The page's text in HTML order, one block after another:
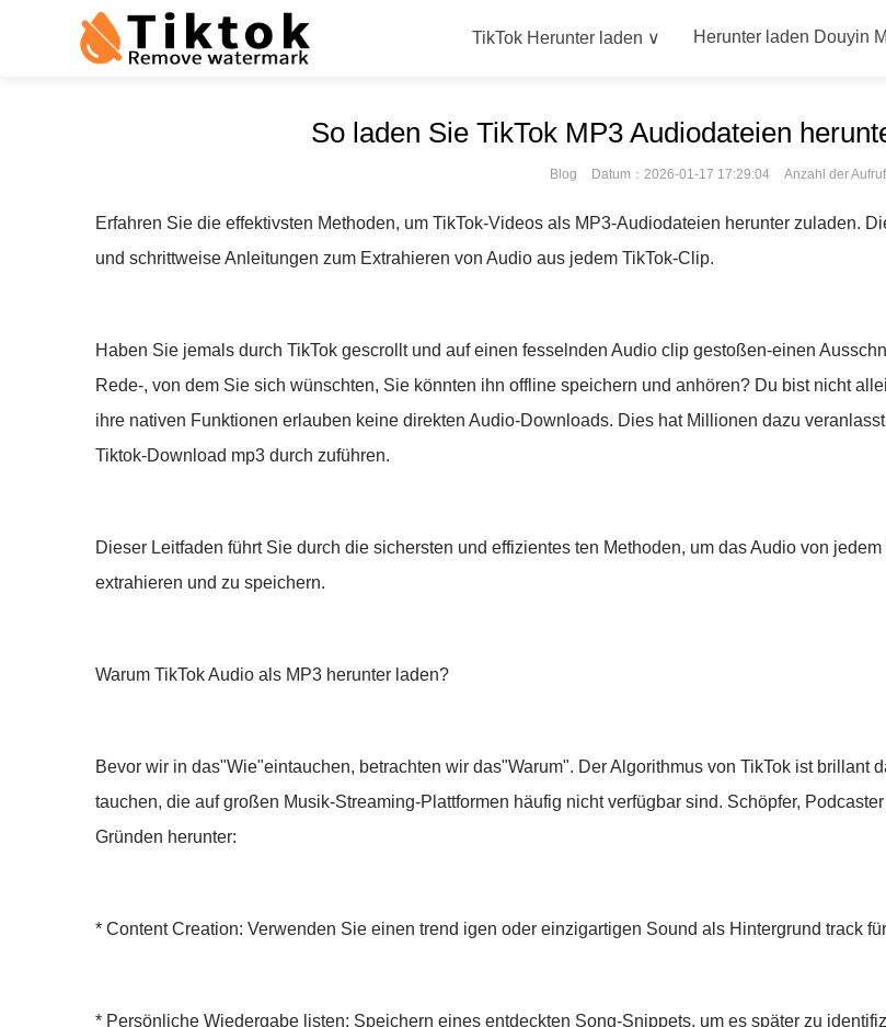
TikTok Herunter laden ∨ Herunter laden Douyin
So laden Sie TikTok MP3 Audiodateien
Blog Datum：2026-01-17 17:29:04 Anzahl der
Erfahren Sie die effektivsten Methoden, um TikTok-Videos als MP3-Audiodateien herunter zuladen.
und schrittweise Anleitungen zum Extrahieren von Audio aus jedem TikTok-Clip.
Haben Sie jemals durch TikTok gescrollt und auf einen fesselnden Audio clip gestoßen-einen
Rede-, von dem Sie sich wünschten, Sie könnten ihn offline speichern und anhören? Du bist nicht
ihre nativen Funktionen erlauben keine direkten Audio-Downloads. Dies hat Millionen dazu
Tiktok-Download mp3 durch zuführen.
Dieser Leitfaden führt Sie durch die sichersten und effizientes ten Methoden, um das Audio von
extrahieren und zu speichern.
Warum TikTok Audio als MP3 herunter laden?
Bevor wir in das"Wie"eintauchen, betrachten wir das"Warum". Der Algorithmus von TikTok ist brillant
tauchen, die auf großen Musik-Streaming-Plattformen häufig nicht verfügbar sind. Schöpfer,
Gründen herunter:
* Content Creation: Verwenden Sie einen trend igen oder einzigartigen Sound als Hintergrund track
* Persönliche Wiedergabe listen: Speichern eines entdeckten Song-Snippets, um es später zu